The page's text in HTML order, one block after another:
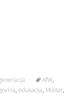
AfW,
, edukacija, Mostar,